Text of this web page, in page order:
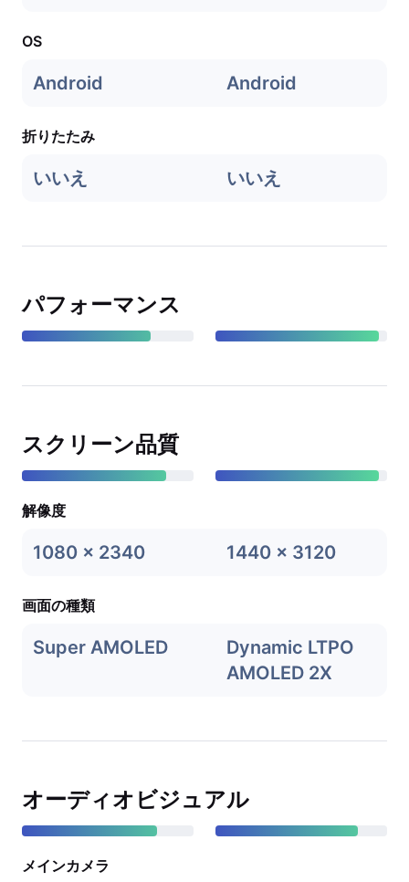
OS
Android Android
折りたたみ
いいえ いいえ
パフォーマンス
スクリーン品質
解像度
1080 x 2340 1440 x 3120
画面の種類
Super AMOLED
Dynamic LTPO
AMOLED 2X
オーディオビジュアル
メインカメラ